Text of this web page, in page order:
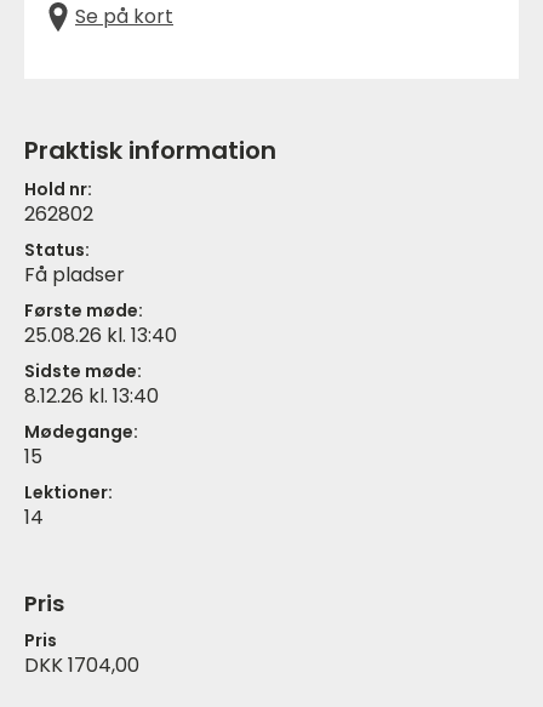
Se på kort
Praktisk information
Hold nr:
262802
Status:
Få pladser
Første møde:
25.08.26 kl. 13:40
Sidste møde:
8.12.26 kl. 13:40
Mødegange:
15
Lektioner:
14
Pris
Pris
DKK 1704,00